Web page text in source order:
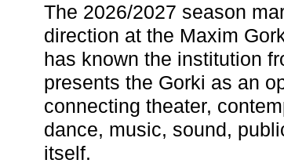
The 2026/2027 season
direction at the Maxim
has known the institution
presents the Gorki as an
connecting theater,
dance, music, sound,
itself.